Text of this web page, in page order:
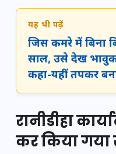
यह भी पढ़ें
जिस कमरे में बिना
साल, उसे देख
कहा-यहीं तपकर
रानीडीहा
कर किया गया